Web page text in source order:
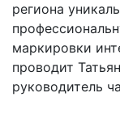
региона
маркировки
проводит
руководитель